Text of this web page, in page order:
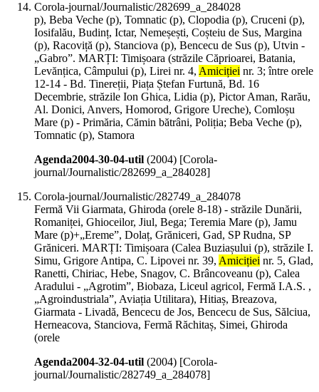
Corola-journal/Journalistic/282699_a_284028
p), Beba Veche (p), Tomnatic (p), Clopodia (p), Cruceni (p),
Iosifalău, Budinț, Ictar, Nemeșești, Coșteiu de Sus, Margina
(p), Racoviță (p), Stanciova (p), Bencecu de Sus (p), Utvin -
„Gabro”. MARȚI: Timișoara (străzile Căprioarei, Batania,
Levănțica, Câmpului (p), Lirei nr. 4, Amiciției nr. 3; între orele
12-14 - Bd. Tinereții, Piața Ștefan Furtună, Bd. 16
Decembrie, străzile Ion Ghica, Lidia (p), Pictor Aman, Rarău,
Al. Donici, Anvers, Homorod, Grigore Ureche), Comloșu
Mare (p) - Primăria, Cămin bătrâni, Poliția; Beba Veche (p),
Tomnatic (p), Stamora
Agenda2004-30-04-util (2004) [Corola-
journal/Journalistic/282699_a_284028]
Corola-journal/Journalistic/282749_a_284078
Fermă Vii Giarmata, Ghiroda (orele 8-18) - străzile Dunării,
Romaniței, Ghioceilor, Jiul, Bega; Teremia Mare (p), Jamu
Mare (p)+„Ereme”, Dolaț, Grăniceri, Gad, SP Rudna, SP
Grăniceri. MARȚI: Timișoara (Calea Buziașului (p), străzile I.
Simu, Grigore Antipa, C. Lipovei nr. 39, Amiciției nr. 5, Glad,
Ranetti, Chiriac, Hebe, Snagov, C. Brâncoveanu (p), Calea
Aradului - „Agrotim”, Biobaza, Liceul agricol, Fermă I.A.S. ,
„Agroindustriala”, Aviația Utilitara), Hitiaș, Breazova,
Giarmata - Livadă, Bencecu de Jos, Bencecu de Sus, Sălciua,
Herneacova, Stanciova, Fermă Răchitaș, Simei, Ghiroda
(orele
Agenda2004-32-04-util (2004) [Corola-
journal/Journalistic/282749_a_284078]